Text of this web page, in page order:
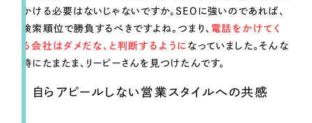
かける必要はないじゃないですか。SEOに強いのであれば、
検索順位で勝負するべきですよね。つまり、 電話をかけてく
る会社はダメだな、と判断するように なっていました。そんな
時にたまたま、リーピーさんを見つけたんです。
自らアピールしない営業スタイルへの共感